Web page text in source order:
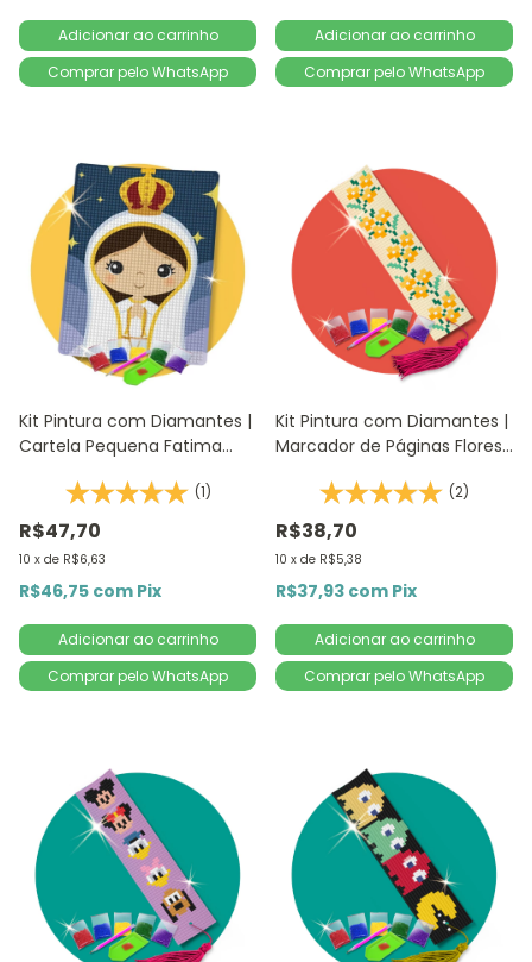
Comprar pelo WhatsApp Comprar pelo WhatsApp
Kit Pintura com Diamantes |
Cartela Pequena Fatima
Redondo | Diamond Painting
5D D
(1)
R$47,70
10 x de R$6,63
R$46,75 com Pix
Comprar pelo WhatsApp
Kit Pintura com Diamantes |
Marcador de Páginas Flores
Diamante Redondo |
Diamond Painting D
(2)
R$38,70
10 x de R$5,38
R$37,93 com Pix
Comprar pelo WhatsApp